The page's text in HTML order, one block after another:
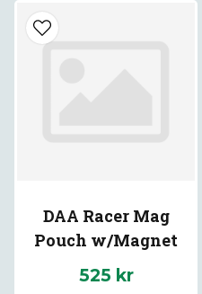
DAA Racer Mag
Pouch w/Magnet
525 kr